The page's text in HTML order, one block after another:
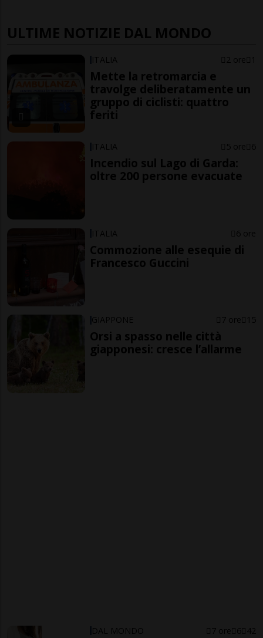
ULTIME NOTIZIE DAL MONDO
ITALIA 2 ore 1
Mette la retromarcia e
travolge deliberatamente un
gruppo di ciclisti: quattro
feriti
ITALIA 5 ore 6
Incendio sul Lago di Garda:
oltre 200 persone evacuate
ITALIA 6 ore
Commozione alle esequie di
Francesco Guccini
GIAPPONE 7 ore 15
Orsi a spasso nelle città
giapponesi: cresce l’allarme
DAL MONDO 7 ore 6 42